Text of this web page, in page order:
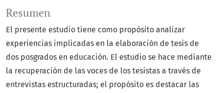
Resumen
El presente estudio tiene como propósito analizar
experiencias implicadas en la elaboración de tesis de
dos posgrados en educación. El estudio se hace mediante
la recuperación de las voces de los tesistas a través de
entrevistas estructuradas; el propósito es destacar las